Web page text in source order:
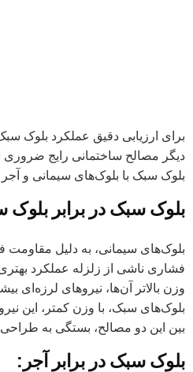
برای ارزیابی دقیق عملکرد بلوک
دیگر مصالح ساختمانی رایج
بلوک سبک با بلوک‌های سیمانی و
بلوک سبک در برابر بلوک
بلوک‌های سیمانی، به دلیل مقاومت
فشاری ناشی از زلزله عملکرد
وزن بالاتر آن‌ها، نیروهای لرزه‌ای
بلوک‌های سبک، با وزن کمتر، این
بین این دو مصالح، بستگی به
بلوک سبک در برابر آجر: